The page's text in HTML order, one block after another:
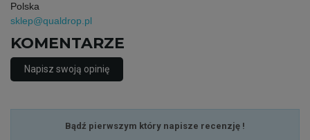
Polska
sklep@qualdrop.pl
KOMENTARZE
Napisz swoją opinię
Bądź pierwszym który napisze recenzję !